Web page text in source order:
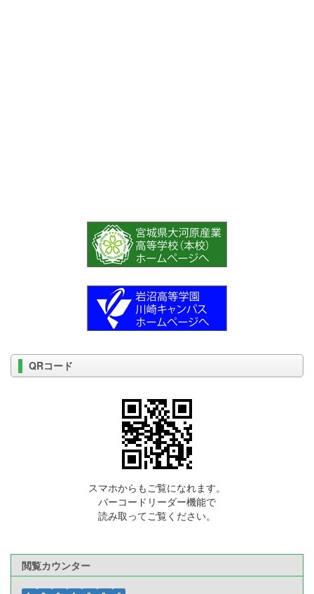
QRコード
スマホからもご覧になれます。
バーコードリーダー機能で
読み取ってご覧ください。
閲覧カウンター